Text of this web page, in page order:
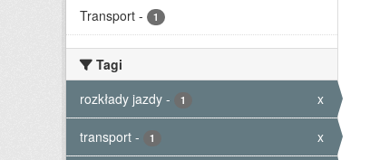
Transport - 1
Tagi
rozkłady jazdy - 1 x
transport - 1 x